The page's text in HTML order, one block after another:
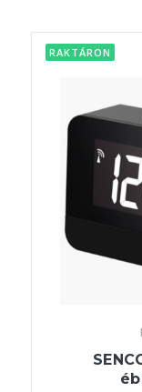
RAKTÁRON